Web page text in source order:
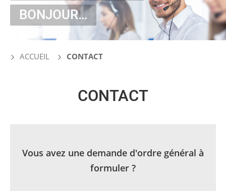
BONJOUR…
ACCUEIL CONTACT
CONTACT
Vous avez une demande d'ordre général à
formuler ?